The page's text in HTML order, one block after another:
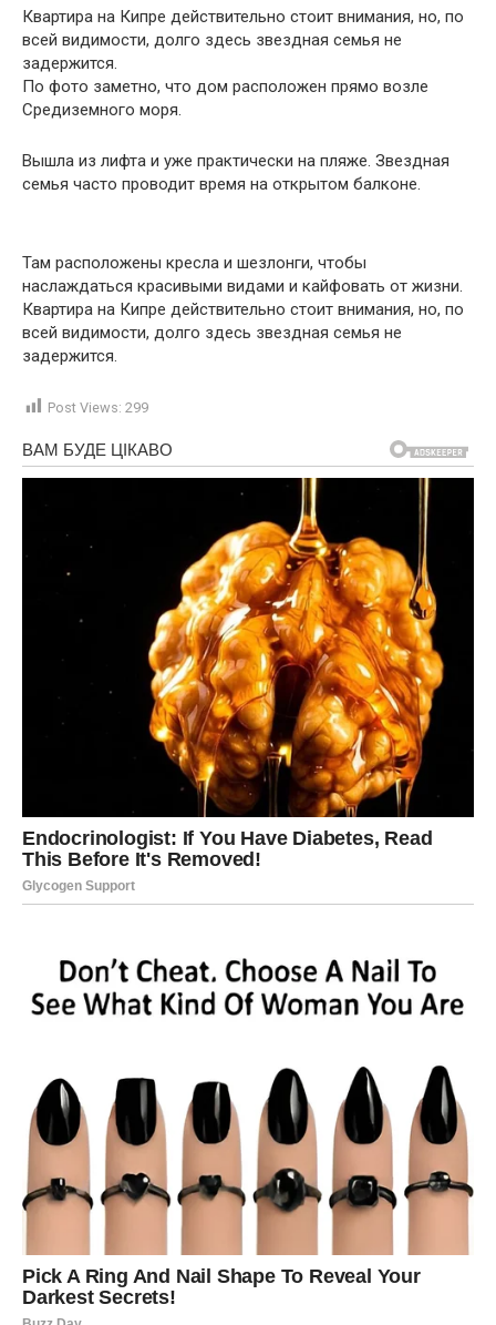
Квартира на Кипре действительно стоит внимания, но, по
всей видимости, долго здесь звездная семья не
задержится.
По фото заметно, что дом расположен прямо возле
Средиземного моря.
Вышла из лифта и уже практически на пляже. Звездная
семья часто проводит время на открытом балконе.
Там расположены кресла и шезлонги, чтобы
наслаждаться красивыми видами и кайфовать от жизни.
Квартира на Кипре действительно стоит внимания, но, по
всей видимости, долго здесь звездная семья не
задержится.
Post Views: 299